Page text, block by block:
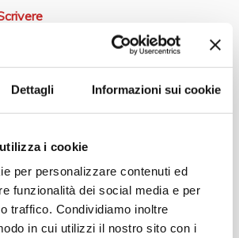
Dettagli Informazioni sui cookie
i cookie
per personalizzare contenuti ed
funzionalità dei social media e per
traffico. Condividiamo inoltre
in cui utilizzi il nostro sito con i
Nicolis
Museo Nicolis
Museo Nicolis
Nicolis
Nicolis